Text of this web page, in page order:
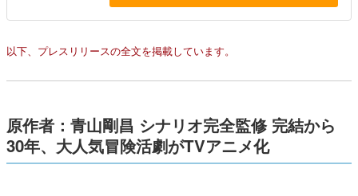
以下、プレスリリースの全文を掲載しています。
原作者：青山剛昌 シナリオ完全監修 完結から
30年、大人気冒険活劇がTVアニメ化